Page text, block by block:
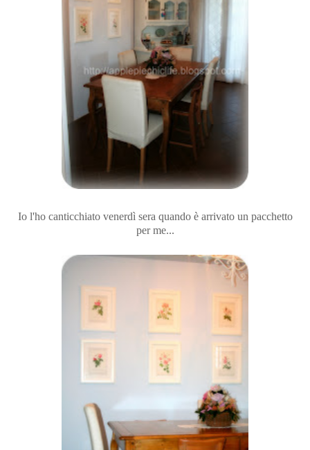
Io l'ho canticchiato venerdì sera quando è arrivato un pacchetto
per me...